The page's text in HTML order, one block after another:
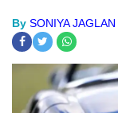
By SONIYA JAGLAN